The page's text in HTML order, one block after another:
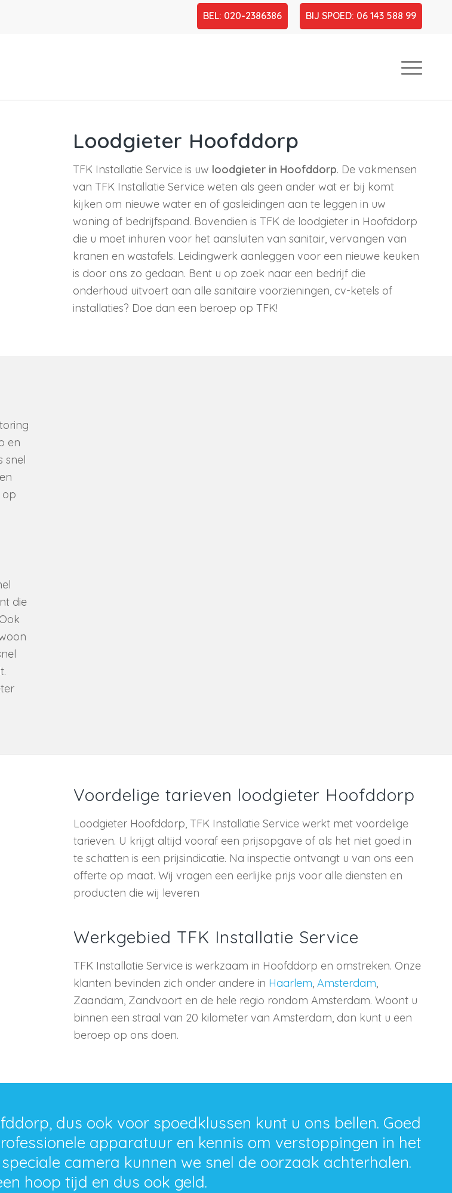
BEL: 020-2386386 BIJ SPOED: 06 143 588 99
Loodgieter Hoofddorp
TFK Installatie Service is uw loodgieter in Hoofddorp. De vakmensen
van TFK Installatie Service weten als geen ander wat er bij komt
kijken om nieuwe water en of gasleidingen aan te leggen in uw
woning of bedrijfspand. Bovendien is TFK de loodgieter in Hoofddorp
die u moet inhuren voor het aansluiten van sanitair, vervangen van
kranen en wastafels. Leidingwerk aanleggen voor een nieuwe keuken
is door ons zo gedaan. Bent u op zoek naar een bedrijf die
onderhoud uitvoert aan alle sanitaire voorzieningen, cv-ketels of
installaties? Doe dan een beroep op TFK!
en
snel
op
die
Voordelige tarieven loodgieter Hoofddorp
Loodgieter Hoofddorp, TFK Installatie Service werkt met voordelige
tarieven. U krijgt altijd vooraf een prijsopgave of als het niet goed in
te schatten is een prijsindicatie. Na inspectie ontvangt u van ons een
offerte op maat. Wij vragen een eerlijke prijs voor alle diensten en
producten die wij leveren
Werkgebied TFK Installatie Service
TFK Installatie Service is werkzaam in Hoofddorp en omstreken. Onze
klanten bevinden zich onder andere in Haarlem, Amsterdam,
Zaandam, Zandvoort en de hele regio rondom Amsterdam. Woont u
binnen een straal van 20 kilometer van Amsterdam, dan kunt u een
beroep op ons doen.
dus ook voor spoedklussen kunt u ons bellen. Goed
apparatuur en kennis om verstoppingen in het
camera kunnen we snel de oorzaak achterhalen.
hoop tijd en dus ook geld.